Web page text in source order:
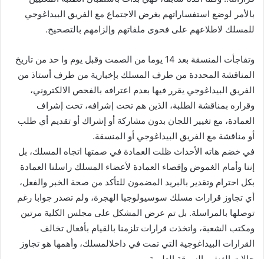
بالأمر لوضع استفساراتهم بغرض الاجتماع مع الفريق البيداغوجي
للمسلك لاطلاعهم على فحوى ملفاتهم وإلزامهم بالتصحيح.
وتفاجأت المنسقة بعد 14 يوما من الصمت وقبل يوم وا حد من تاريخ
المناقشة المحددة من طرف المسلك بإخبارية من طرف أستاذ من
الفريق البيداغوجي يقرر فيها بعدم اعترافه بالفحص الالكتروني،
وقراره بمناقشة الطلبة، الذين هم تحت إشرافه، تحت إشراف
العمادة، مع تغيير اللجان بدون مشاركة أو إشراك أو تقديم أي طلب
أو مناقشة مع الفريق البيداغوجي أو المنسقة.
في خضم هاته الأحداث ظلت العمادة في صمتها اتجاه المسلك، بل
إننا وأمام الغموض وإقصاء العمادة لأعضاء المسلك راسلنا العمادة
بكل احترام وتقدير بالبريد المضمون للتأكد من صحة الخبر والفعل،
أي تجاوز قرارات مسلك سوسيولوجيا الهجرة، ولم تصدر جوابا رغم
توصلها بالمراسلة. بل تم عرض المشكل على مجلس الكلية مرتين
ومكتب الشعبة، واتخذت قرارات تلزمنا بالقيام بأفعال تخالف
القرارات البيداغوجية التي تمت في داخلالمسلك، وأهمها هو تجاوز